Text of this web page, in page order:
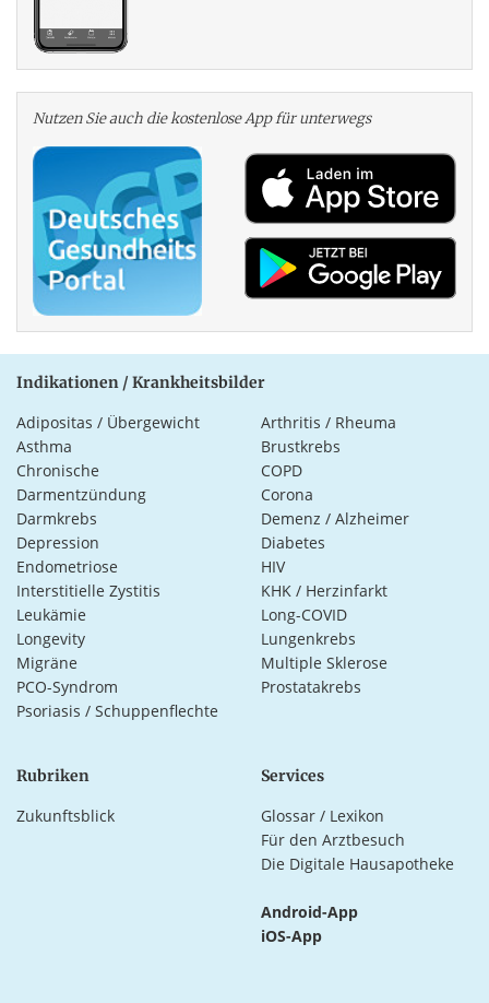
Nutzen Sie auch die kosten­lose App für unterwegs
Indikationen / Krankheitsbilder
Adipositas / Übergewicht
Arthritis / Rheuma
Asthma
Brustkrebs
Chronische
Darmentzündung
COPD
Corona
Darmkrebs
Demenz / Alzheimer
Depression
Diabetes
Endometriose
HIV
Interstitielle Zystitis
KHK / Herzinfarkt
Leukämie
Long-COVID
Longevity
Lungenkrebs
Migräne
Multiple Sklerose
PCO-Syndrom
Prostatakrebs
Psoriasis / Schuppenflechte
Rubriken
Zukunftsblick
Services
Glossar / Lexikon
Für den Arztbesuch
Die Digitale Hausapotheke
Android-App
iOS-App